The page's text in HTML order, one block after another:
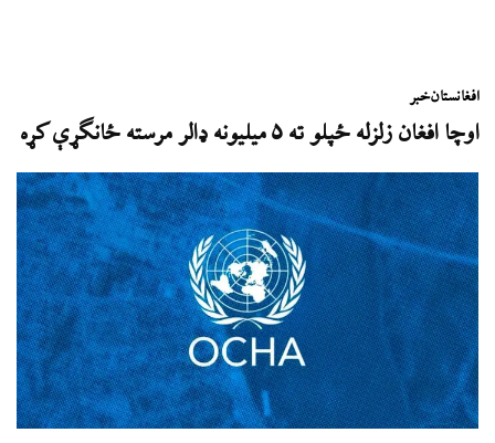
افغانستانخبر
اوچا افغان زلزله ځپلو ته ۵ میلیونه ډالر مرسته ځانګړې کړه